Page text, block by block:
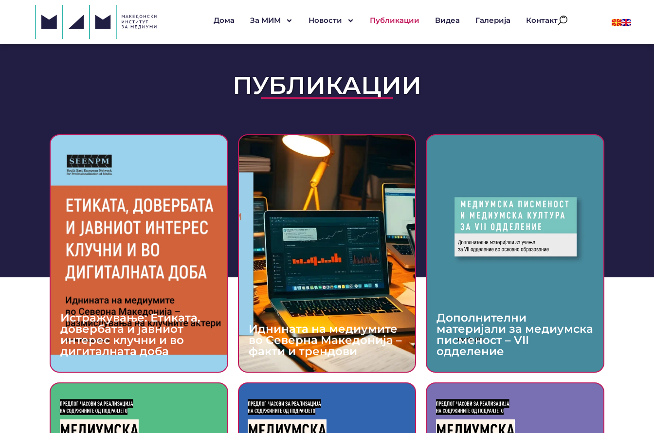
Дома За МИМ Новости Публикации Видеа Галерија Контакт
ПУБЛИКАЦИИ
Истражување: Етиката,
довербата и јавниот
интерес клучни и во
дигиталната доба
Иднината на медиумите
во Северна Македонија –
факти и трендови
Дополнителни
материјали за медиумска
писменост – VII
одделение